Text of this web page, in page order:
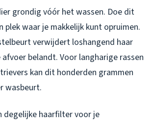
grondig vóór het wassen. Doe dit
plek waar je makkelijk kunt opruimen.
verwijdert loshangend haar
belandt. Voor langharige rassen
kan dit honderden grammen
wasbeurt.
degelijke haarfilter voor je